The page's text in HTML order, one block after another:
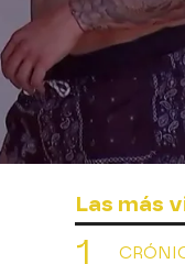
Las más